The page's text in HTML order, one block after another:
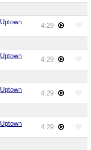
Uptown
4:29
Uptown
4:29
Uptown
4:29
Uptown
4:29